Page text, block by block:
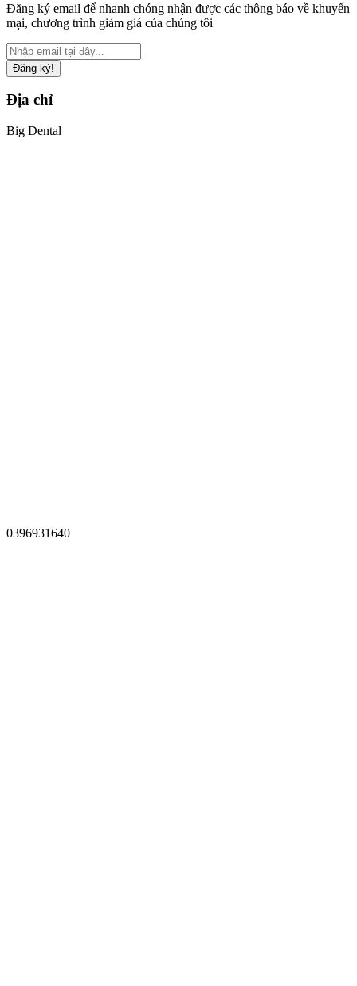
Đăng ký email để nhanh chóng nhận được các thông báo về khuyến
mại, chương trình giảm giá của chúng tôi
Đăng ký!
Địa chỉ
Big Dental
0396931640